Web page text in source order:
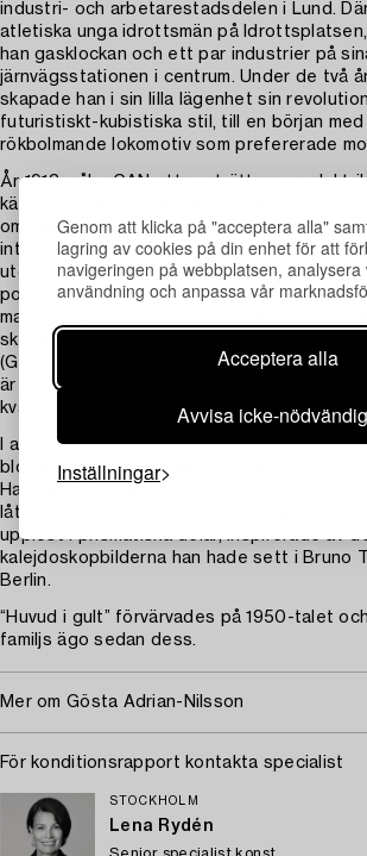
Genom att klicka på "acceptera alla"
lagring av cookies på din enhet för att
navigeringen på webbplatsen,
användning och anpassa vår
Acceptera alla
Avvisa icke-
Inställningar
industri- och arbetarestadsdelen i Lund.
atletiska unga idrottsmän på
han gasklockan och ett par industrier på
järnvägsstationen i centrum. Under de två
skapade han i sin lilla lägenhet sin
futuristiskt-kubistiska stil, till en början
rökbolmande lokomotiv som prefererade
År 1913 målar GAN ett porträtt av en
kännaren Jan Torsten Ahlstrand skriver
om målningen är ett autentiskt porträtt av
inte, så är det både stilistiskt och
utomordentligt intressant GAN-målning.
porträtt av den nya tidens människa I
manligt viljestark och beslutsam person som
skådar in I den framtid som tillhör honom
(GAN, Gösta Adrian-Nilsson, Signum, 1985,
är visserligen starkt stiliserat men det har
kvardröjande naturalistisk prägel.
I auktionens “Huvud i gult”, utfört ett år
blommat ut konstnärligt i sin expressiva
Han har lämnat den grå,dämpade färgskalan
låter de gula och röda färgfälten glöda på
upplöst i prismatiska delar, inspirerade av
kalejdoskopbilderna han hade sett i Bruno
Berlin.
“Huvud i gult” förvärvades på 1950-talet
familjs ägo sedan dess.
Mer om Gösta Adrian-Nilsson
För konditionsrapport kontakta specialist
STOCKHOLM
Lena Rydén